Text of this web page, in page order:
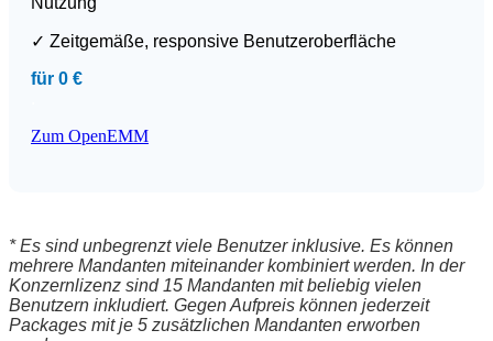
✓ Zeitgemäße, responsive Benutzeroberfläche
für 0 €
Zum OpenEMM
* Es sind unbegrenzt viele Benutzer inklusive. Es können
mehrere Mandanten miteinander kombiniert werden. In der
Konzernlizenz sind 15 Mandanten mit beliebig vielen
Benutzern inkludiert. Gegen Aufpreis können jederzeit
Packages mit je 5 zusätzlichen Mandanten erworben